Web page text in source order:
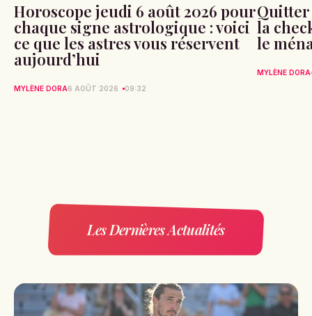
Horoscope jeudi 6 août 2026 pour
chaque signe astrologique : voici
ce que les astres vous réservent
aujourd’hui
MYLÈNE DORA6 AOÛT 2026 09:32
Quitter
la
le
MYLÈNE DORA
Les Dernières Actualités